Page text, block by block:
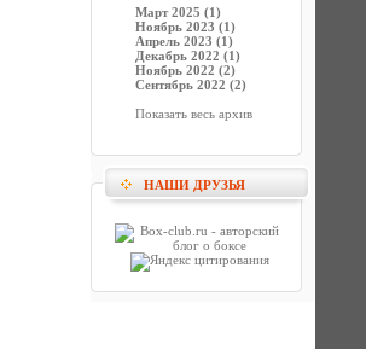
Март 2025 (1)
Ноябрь 2023 (1)
Апрель 2023 (1)
Декабрь 2022 (1)
Ноябрь 2022 (2)
Сентябрь 2022 (2)
Показать весь архив
НАШИ ДРУЗЬЯ